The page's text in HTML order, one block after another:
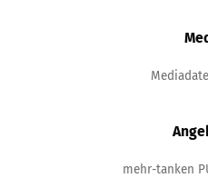
mehr-tanken